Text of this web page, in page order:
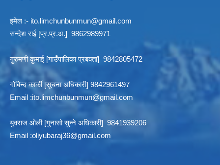
इमेल :- ito.limchunbunmun@gmail.com
सन्देश राई [प्र.प्र.अ.] 9862989971
गुरुमणी कुमाई [गाउँपालिका प्रबक्ता] 9842805472
गोबिन्द कार्की [सूचना अधिकारी] 9842961497
Email :ito.limchunbunmun@gmail.com
युवराज ओली [गुनासो सुन्ने अधिकारी] 9841939206
Email :oliyubaraj36@gmail.com